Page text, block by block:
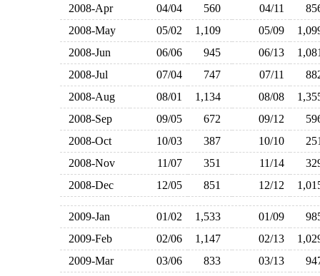
2008-Apr
04/04 560 04/11
2008-May
05/02 1,109 05/09
2008-Jun
06/06 945 06/13
2008-Jul
07/04 747 07/11
2008-Aug
08/01 1,134 08/08
2008-Sep
09/05 672 09/12
2008-Oct
10/03 387 10/10
2008-Nov
11/07 351 11/14
2008-Dec
12/05 851 12/12
2009-Jan 01/02 1,533 01/09
2009-Feb
02/06 1,147 02/13
2009-Mar
03/06 833 03/13